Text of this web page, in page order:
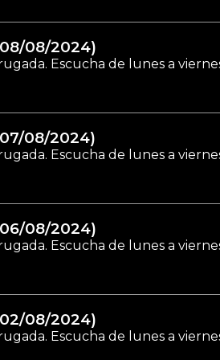
08/2024)
Escucha de lunes a
08/2024)
Escucha de lunes a
08/2024)
Escucha de lunes a
08/2024)
Escucha de lunes a